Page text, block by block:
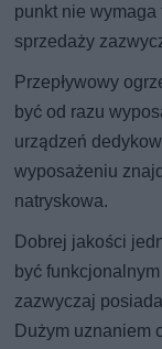
punkt nie
sprzedaży
Przepływowy
być od razu
urządzeń
wyposażeniu
natryskowa.
Dobrej jakości
być
zazwyczaj
Dużym uznaniem